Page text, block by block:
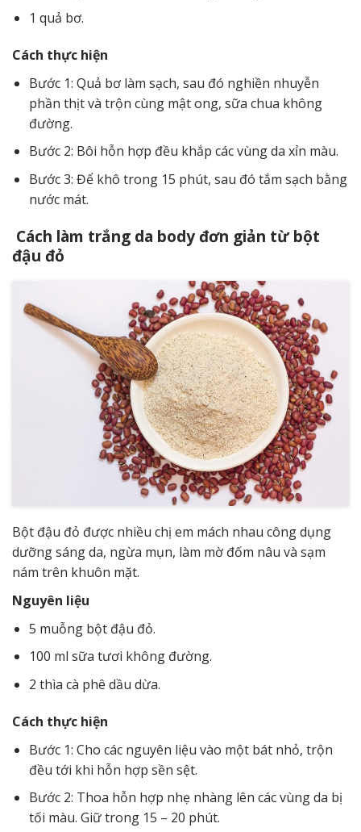
1 quả bơ.
Cách thực hiện
Bước 1: Quả bơ làm sạch, sau đó nghiền nhuyễn
phần thịt và trộn cùng mật ong, sữa chua không
đường.
Bước 2: Bôi hỗn hợp đều khắp các vùng da xỉn màu.
Bước 3: Để khô trong 15 phút, sau đó tắm sạch bằng
nước mát.
Cách làm trắng da body đơn giản từ bột
đậu đỏ
Bột đậu đỏ được nhiều chị em mách nhau công dụng
dưỡng sáng da, ngừa mụn, làm mờ đốm nâu và sạm
nám trên khuôn mặt.
Nguyên liệu
5 muỗng bột đậu đỏ.
100 ml sữa tươi không đường.
2 thìa cà phê dầu dừa.
Cách thực hiện
Bước 1: Cho các nguyên liệu vào một bát nhỏ, trộn
đều tới khi hỗn hợp sền sệt.
Bước 2: Thoa hỗn hợp nhẹ nhàng lên các vùng da bị
tối màu. Giữ trong 15 – 20 phút.